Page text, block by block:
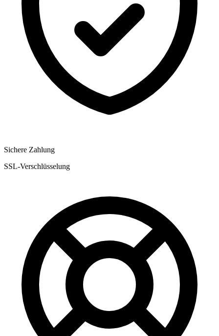
Sichere Zahlung
SSL-Verschlüsselung